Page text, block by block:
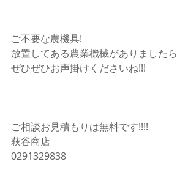
ご不要な農機具!
放置してある農業機械がありましたら
ぜひぜひお声掛けくださいね!!!
ご相談お見積もりは無料です!!!!
萩谷商店
0291329838